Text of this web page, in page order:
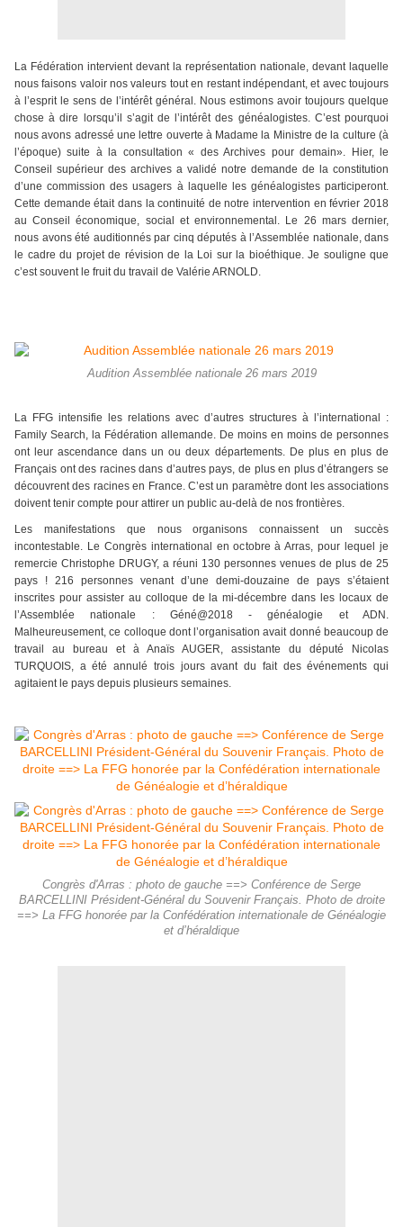
La Fédération intervient devant la représentation nationale, devant laquelle
nous faisons valoir nos valeurs tout en restant indépendant, et avec toujours
à l’esprit le sens de l’intérêt général. Nous estimons avoir toujours quelque
chose à dire lorsqu’il s’agit de l’intérêt des généalogistes. C’est pourquoi
nous avons adressé une lettre ouverte à Madame la Ministre de la culture (à
l’époque) suite à la consultation « des Archives pour demain». Hier, le
Conseil supérieur des archives a validé notre demande de la constitution
d’une commission des usagers à laquelle les généalogistes participeront.
Cette demande était dans la continuité de notre intervention en février 2018
au Conseil économique, social et environnemental. Le 26 mars dernier,
nous avons été auditionnés par cinq députés à l’Assemblée nationale, dans
le cadre du projet de révision de la Loi sur la bioéthique. Je souligne que
c’est souvent le fruit du travail de Valérie ARNOLD.
Audition Assemblée nationale 26 mars 2019
La FFG intensifie les relations avec d’autres structures à l’international :
Family Search, la Fédération allemande. De moins en moins de personnes
ont leur ascendance dans un ou deux départements. De plus en plus de
Français ont des racines dans d’autres pays, de plus en plus d’étrangers se
découvrent des racines en France. C’est un paramètre dont les associations
doivent tenir compte pour attirer un public au-delà de nos frontières.
Les manifestations que nous organisons connaissent un succès
incontestable. Le Congrès international en octobre à Arras, pour lequel je
remercie Christophe DRUGY, a réuni 130 personnes venues de plus de 25
pays ! 216 personnes venant d’une demi-douzaine de pays s’étaient
inscrites pour assister au colloque de la mi-décembre dans les locaux de
l’Assemblée nationale : Géné@2018 - généalogie et ADN.
Malheureusement, ce colloque dont l’organisation avait donné beaucoup de
travail au bureau et à Anaïs AUGER, assistante du député Nicolas
TURQUOIS, a été annulé trois jours avant du fait des événements qui
agitaient le pays depuis plusieurs semaines.
Congrès d'Arras : photo de gauche ==> Conférence de Serge
BARCELLINI Président-Général du Souvenir Français. Photo de droite
==> La FFG honorée par la Confédération internationale de Généalogie
et d’héraldique